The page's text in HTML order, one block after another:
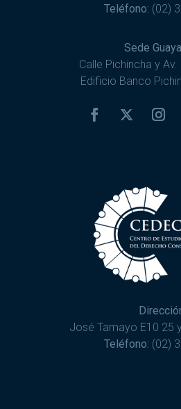
Teléfono: (02)
Sede
Calle Pichincha y
Edificio Banco
José Tamayo E10 25
Teléfono: (02)